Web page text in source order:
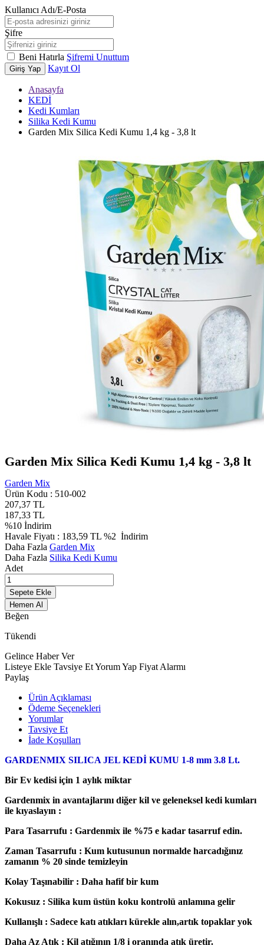
Kullanıcı Adı/E-Posta
Şifre
Beni Hatırla Şifremi Unuttum
Giriş Yap Kayıt Ol
Anasayfa
KEDİ
Kedi Kumları
Silika Kedi Kumu
Garden Mix Silica Kedi Kumu 1,4 kg - 3,8 lt
Garden Mix Silica Kedi Kumu 1,4 kg - 3,8 lt
Garden Mix
Ürün Kodu : 510-002
207,37 TL
187,33 TL
%10 İndirim
Havale Fiyatı : 183,59 TL %2 İndirim
Daha Fazla Garden Mix
Daha Fazla Silika Kedi Kumu
Adet
Sepete Ekle
Hemen Al
Beğen
Tükendi
Gelince Haber Ver
Listeye Ekle Tavsiye EtYorum Yap Fiyat Alarmı
Paylaş
Ürün Açıklaması
Ödeme Seçenekleri
Yorumlar
Tavsiye Et
İade Koşulları
GARDENMIX SILICA JEL KEDİ KUMU 1-8 mm 3.8 Lt.
Bir Ev kedisi için 1 aylık miktar
Gardenmix in avantajlarını diğer kil ve geleneksel kedi kumları
ile kıyaslayın :
Para Tasarrufu : Gardenmix ile %75 e kadar tasarruf edin.
Zaman Tasarrufu : Kum kutusunun normalde harcadığınız
zamanın % 20 sinde temizleyin
Kolay Taşınabilir : Daha hafif bir kum
Kokusuz : Silika kum üstün koku kontrolü anlamına gelir
Kullanışlı : Sadece katı atıkları kürekle alın,artık topaklar yok
Daha Az Atık : Kil atığının 1/8 i oranında atık üretir.